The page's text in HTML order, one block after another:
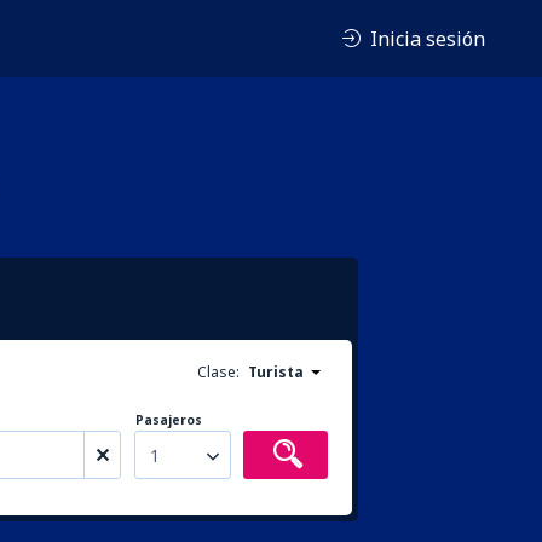
Inicia sesión
Clase: Turista
Pasajeros
1